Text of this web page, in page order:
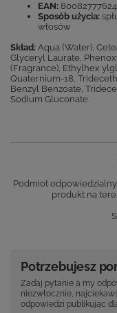
EAN:
Sposób użycia:
włosów
Skład: Aqua (Water),
Glyceryl Laurate,
(Fragrance), Ethylhex
Quaternium-18,
Benzyl Benzoate,
Sodium Gluconate.
Podmiot
produkt na
Potrzebujesz
Zadaj pytanie a my
niezwłocznie,
odpowiedzi publikując